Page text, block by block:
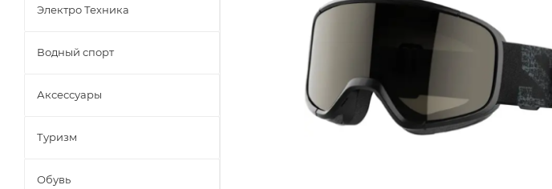
Электро Техника
Водный спорт
Аксессуары
Туризм
Обувь